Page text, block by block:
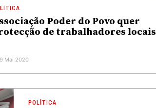
Poder do Povo quer
de trabalhadores locais
Mai 2020
POLÍTICA